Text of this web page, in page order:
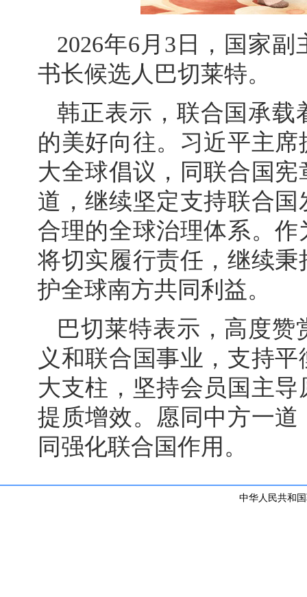
2026年6月3日，国家
书长候选人巴切莱特。
韩正表示，联合国承载
的美好向往。习近平主
大全球倡议，同联合国
道，继续坚定支持联合
合理的全球治理体系。
将切实履行责任，继续
护全球南方共同利益。
巴切莱特表示，高度
义和联合国事业，支持
大支柱，坚持会员国主
提质增效。愿同中方一
同强化联合国作用。
中华人民共和